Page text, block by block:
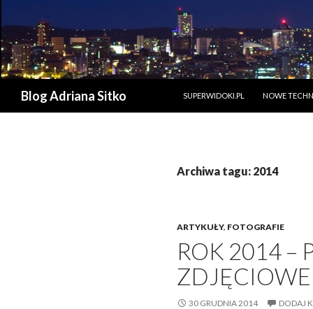
Blog Adriana Sitko
SUPERWIDOKI.PL
NOWE
Archiwa tagu: 2014
ARTYKUŁY, FOTOGRAFIE
ROK 2014 –
ZDJĘCIOWE
30 GRUDNIA 2014 DODAJ